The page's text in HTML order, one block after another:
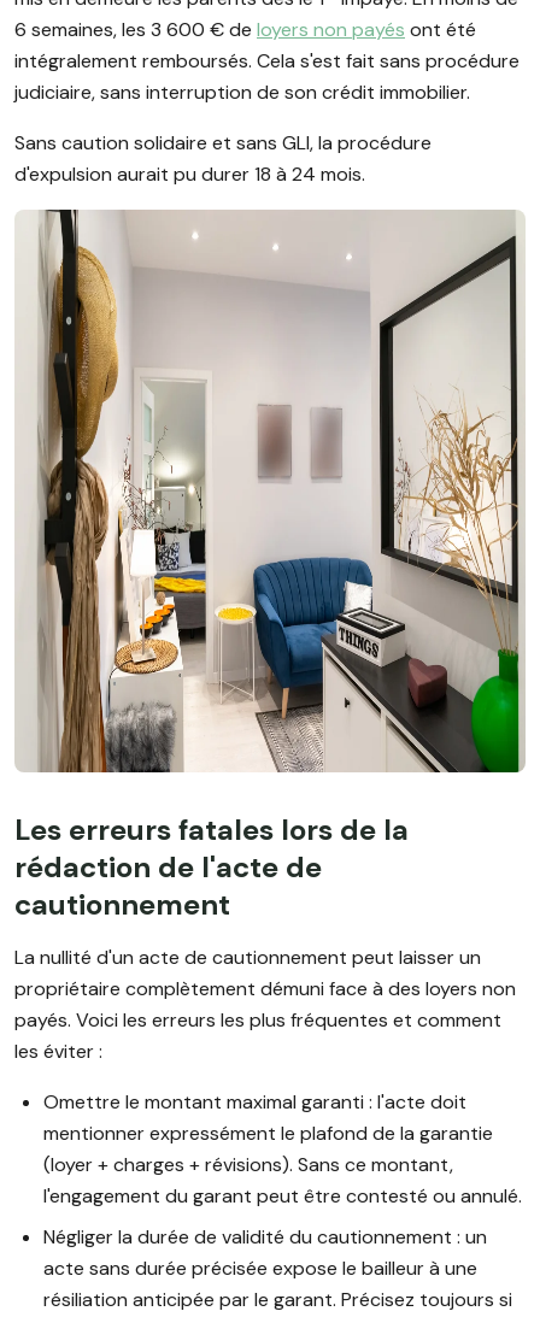
6 semaines, les 3 600 € de loyers non payés ont été
intégralement remboursés. Cela s'est fait sans procédure
judiciaire, sans interruption de son crédit immobilier.
Sans caution solidaire et sans GLI, la procédure
d'expulsion aurait pu durer 18 à 24 mois.
Les erreurs fatales lors de la
rédaction de l'acte de
cautionnement
La nullité d'un acte de cautionnement peut laisser un
propriétaire complètement démuni face à des loyers non
payés. Voici les erreurs les plus fréquentes et comment
les éviter :
Omettre le montant maximal garanti : l'acte doit
mentionner expressément le plafond de la garantie
(loyer + charges + révisions). Sans ce montant,
l'engagement du garant peut être contesté ou annulé.
Négliger la durée de validité du cautionnement : un
acte sans durée précisée expose le bailleur à une
résiliation anticipée par le garant. Précisez toujours si